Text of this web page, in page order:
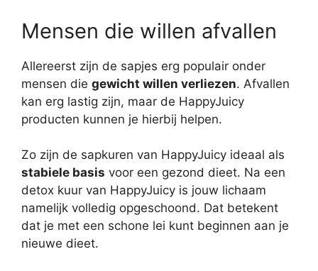
Mensen die willen afvallen
Allereerst zijn de sapjes erg populair onder
mensen die gewicht willen verliezen. Afvallen
kan erg lastig zijn, maar de HappyJuicy
producten kunnen je hierbij helpen.
Zo zijn de sapkuren van HappyJuicy ideaal als
stabiele basis voor een gezond dieet. Na een
detox kuur van HappyJuicy is jouw lichaam
namelijk volledig opgeschoond. Dat betekent
dat je met een schone lei kunt beginnen aan je
nieuwe dieet.